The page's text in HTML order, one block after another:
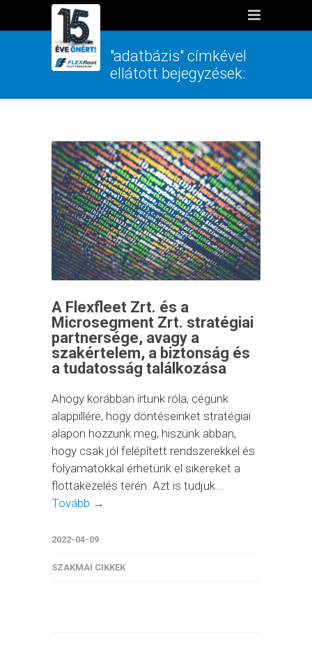
"adatbázis" címkével
ellátott bejegyzések:
A Flexfleet Zrt. és a
Microsegment Zrt. stratégiai
partnersége, avagy a
szakértelem, a biztonság és
a tudatosság találkozása
Ahogy korábban írtunk róla, cégünk
alappillére, hogy döntéseinket stratégiai
alapon hozzunk meg, hiszünk abban,
hogy csak jól felépített rendszerekkel és
folyamatokkal érhetünk el sikereket a
flottakezelés terén. Azt is tudjuk...
Tovább →
2022-04-09
SZAKMAI CIKKEK